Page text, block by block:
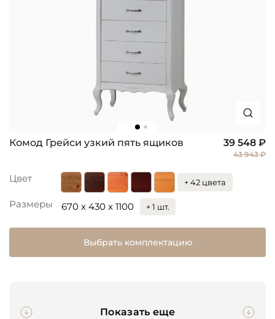
Комод Грейси узкий пять ящиков 39 548 ₽
43 943 ₽
Цвет + 42 цвета
Размеры 670 x 430 x 1100 + 1 шт.
Выбрать комплектацию
Показать еще